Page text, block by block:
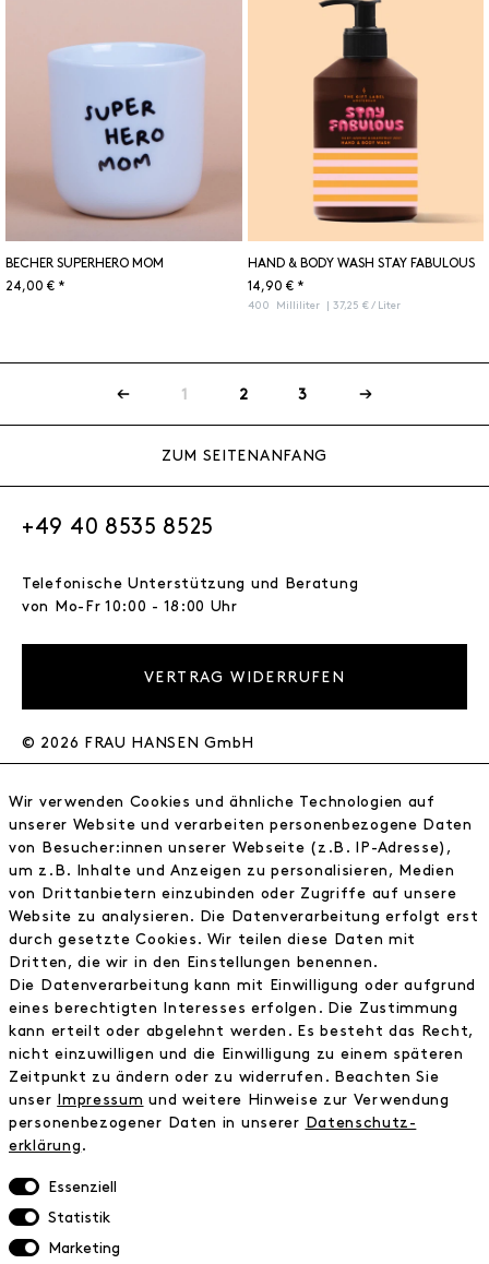
BECHER SUPERHERO MOM
24,00 € *
HAND & BODY WASH STAY FABULOUS
14,90 € *
400 Milliliter | 37,25 € / Liter
1 2 3
ZUM SEITENANFANG
+49 40 8535 8525
Telefonische Unterstützung und Beratung
von Mo-Fr 10:00 - 18:00 Uhr
VERTRAG WIDERRUFEN
© 2026 FRAU HANSEN GmbH
Store
Journal
Wir
Jobs
Instagram
Facebook
Kontakt
FAQ
Zahlungsinformationen
Versand
Retoure
Datenschutz
AGB
Wir verwenden Cookies und ähnliche Technologien auf
unserer Website und verarbeiten personenbezogene Daten
von Besucher:innen unserer Webseite (z.B. IP-Adresse),
um z.B. Inhalte und Anzeigen zu personalisieren, Medien
von Drittanbietern einzubinden oder Zugriffe auf unsere
Website zu analysieren. Die Datenverarbeitung erfolgt erst
durch gesetzte Cookies. Wir teilen diese Daten mit
Dritten, die wir in den Einstellungen benennen.
Die Datenverarbeitung kann mit Einwilligung oder aufgrund
eines berechtigten Interesses erfolgen. Die Zustimmung
kann erteilt oder abgelehnt werden. Es besteht das Recht,
nicht einzuwilligen und die Einwilligung zu einem späteren
Zeitpunkt zu ändern oder zu widerrufen. Beachten Sie
unser
Impressum und weitere Hinweise zur Verwendung
personenbezogener Daten in unserer
Daten­schutz­
erklärung .
Essenziell
Statistik
Marketing